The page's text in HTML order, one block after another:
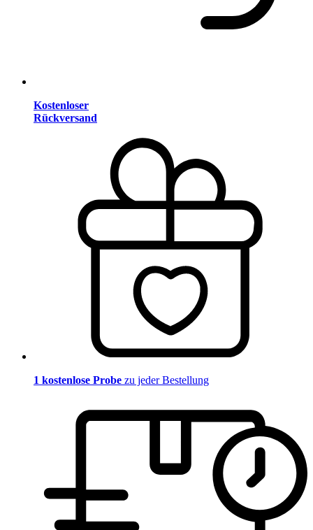
Kostenloser
Rückversand
1 kostenlose Probe zu jeder Bestellung